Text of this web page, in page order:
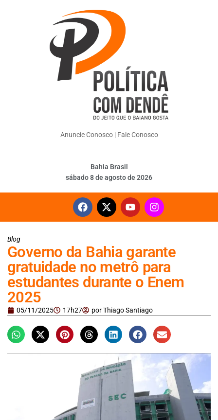
Anuncie Conosco| Fale Conosco
Bahia Brasil
sábado 8 de agosto de 2026
Blog
Governo da Bahia garante
gratuidade no metrô para
estudantes durante o Enem
2025
05/11/2025 17h27 porThiago Santiago